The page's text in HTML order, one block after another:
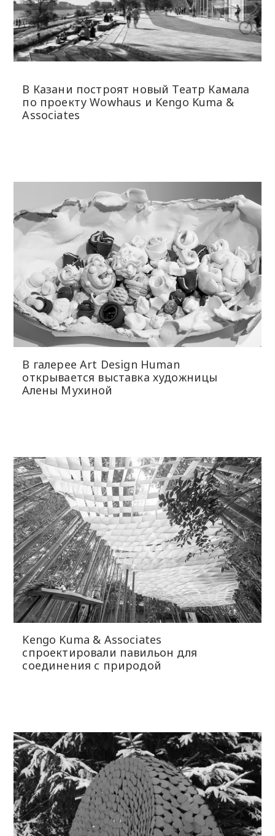
В Казани построят новый Театр Камала
по проекту Wowhaus и Kengo Kuma &
Associates
В галерее Art Design Human
открывается выставка художницы
Алены Мухиной
Kengo Kuma & Associates
спроектировали павильон для
соединения с природой